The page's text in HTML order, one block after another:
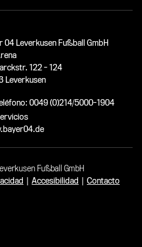
04 Leverkusen Fußball GmbH
122 - 124
Leverkusen
0049 (0)214/5000-1904
Fußball GmbH
Accesibilidad Contacto